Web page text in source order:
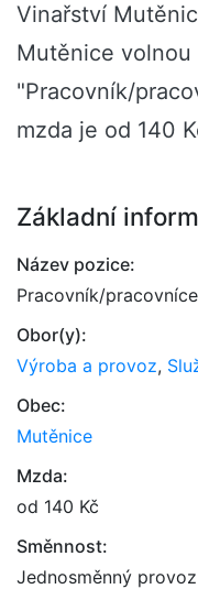
Vinařství
Mutěnice
"Pracovník/
mzda je od 140
Základní
Název pozice:
Pracovník/
Obor(y):
Výroba a provoz,
Obec:
Mutěnice
Mzda:
od 140 Kč
Směnnost:
Jednosměnný provoz